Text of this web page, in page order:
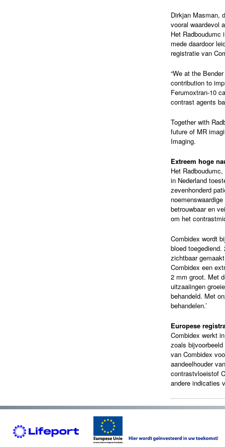
Dirkjan Masman,
vooral waardevol
Het
mede daardoor
registratie van
“We at the
contribution to
Ferumoxtran-10
contrast agents
Together with
future of MR
Imaging.
Extreem hoge
Het
in Nederland
zevenhonderd
betrouwbaar en
om het
Combidex wordt
bloed
zichtbaar
Combidex een
2 mm groot. Met
uitzaaiingen
behandeld. Met
behandelen.’
Europese
Combidex werkt
zoals
van Combidex
aandeelhouder
contrastvloeistof
andere indicaties